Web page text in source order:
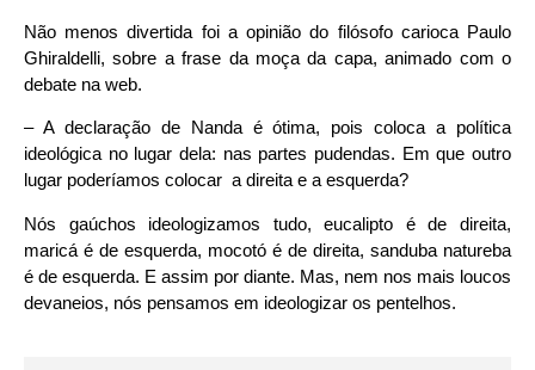
Não menos divertida foi a opinião do filósofo carioca Paulo
Ghiraldelli, sobre a frase da moça da capa, animado com o
debate na web.
– A declaração de Nanda é ótima, pois coloca a política
ideológica no lugar dela: nas partes pudendas. Em que outro
lugar poderíamos colocar a direita e a esquerda?
Nós gaúchos ideologizamos tudo, eucalipto é de direita,
maricá é de esquerda, mocotó é de direita, sanduba natureba
é de esquerda. E assim por diante. Mas, nem nos mais loucos
devaneios, nós pensamos em ideologizar os pentelhos.